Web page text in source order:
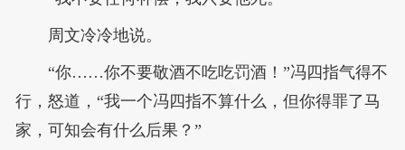
周文冷冷地说。
“你……你不要敬酒不吃吃罚酒！”冯四指气得不
行，怒道，“我一个冯四指不算什么，但你得罪了马
家，可知会有什么后果？”